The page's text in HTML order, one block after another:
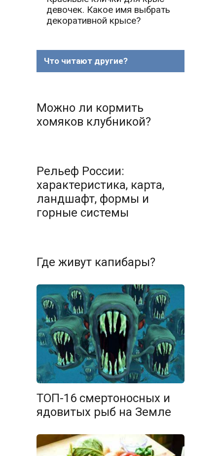
девочек. Какое имя выбрать
декоративной крысе?
Что читают другие?
Можно ли кормить
хомяков клубникой?
Рельеф России:
характеристика, карта,
ландшафт, формы и
горные системы
Где живут капибары?
ТОП-16 смертоносных и
ядовитых рыб на Земле